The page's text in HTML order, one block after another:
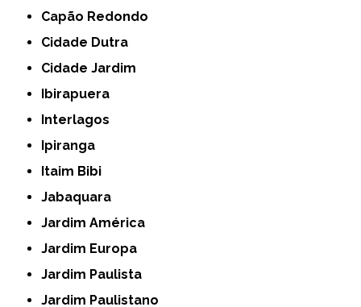
Capão Redondo
Cidade Dutra
Cidade Jardim
Ibirapuera
Interlagos
Ipiranga
Itaim Bibi
Jabaquara
Jardim América
Jardim Europa
Jardim Paulista
Jardim Paulistano